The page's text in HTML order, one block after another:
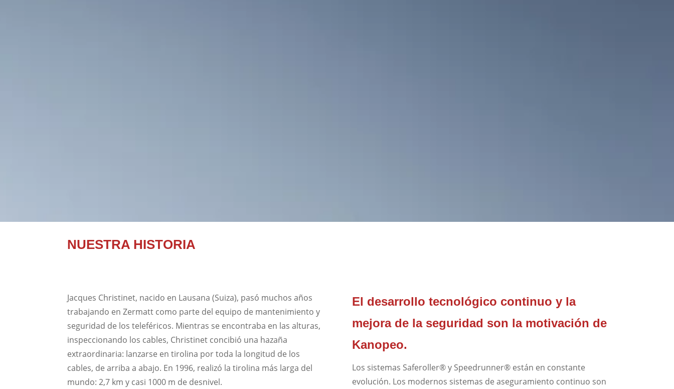
NUESTRA HISTORIA
Jacques Christinet, nacido en Lausana (Suiza), pasó muchos años
trabajando en Zermatt como parte del equipo de mantenimiento y
seguridad de los teleféricos. Mientras se encontraba en las alturas,
inspeccionando los cables, Christinet concibió una hazaña
extraordinaria: lanzarse en tirolina por toda la longitud de los
cables, de arriba a abajo. En 1996, realizó la tirolina más larga del
mundo: 2,7 km y casi 1000 m de desnivel.
El desarrollo tecnológico continuo y la
mejora de la seguridad son la motivación de
Kanopeo.
Los sistemas Saferoller® y Speedrunner® están en constante
evolución. Los modernos sistemas de aseguramiento continuo son